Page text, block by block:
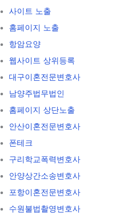
사이트 노출
홈페이지 노출
항암요양
웹사이트 상위등록
대구이혼전문변호사
남양주법무법인
홈페이지 상단노출
안산이혼전문변호사
폰테크
구리학교폭력변호사
안양상간소송변호사
포항이혼전문변호사
수원불법촬영변호사